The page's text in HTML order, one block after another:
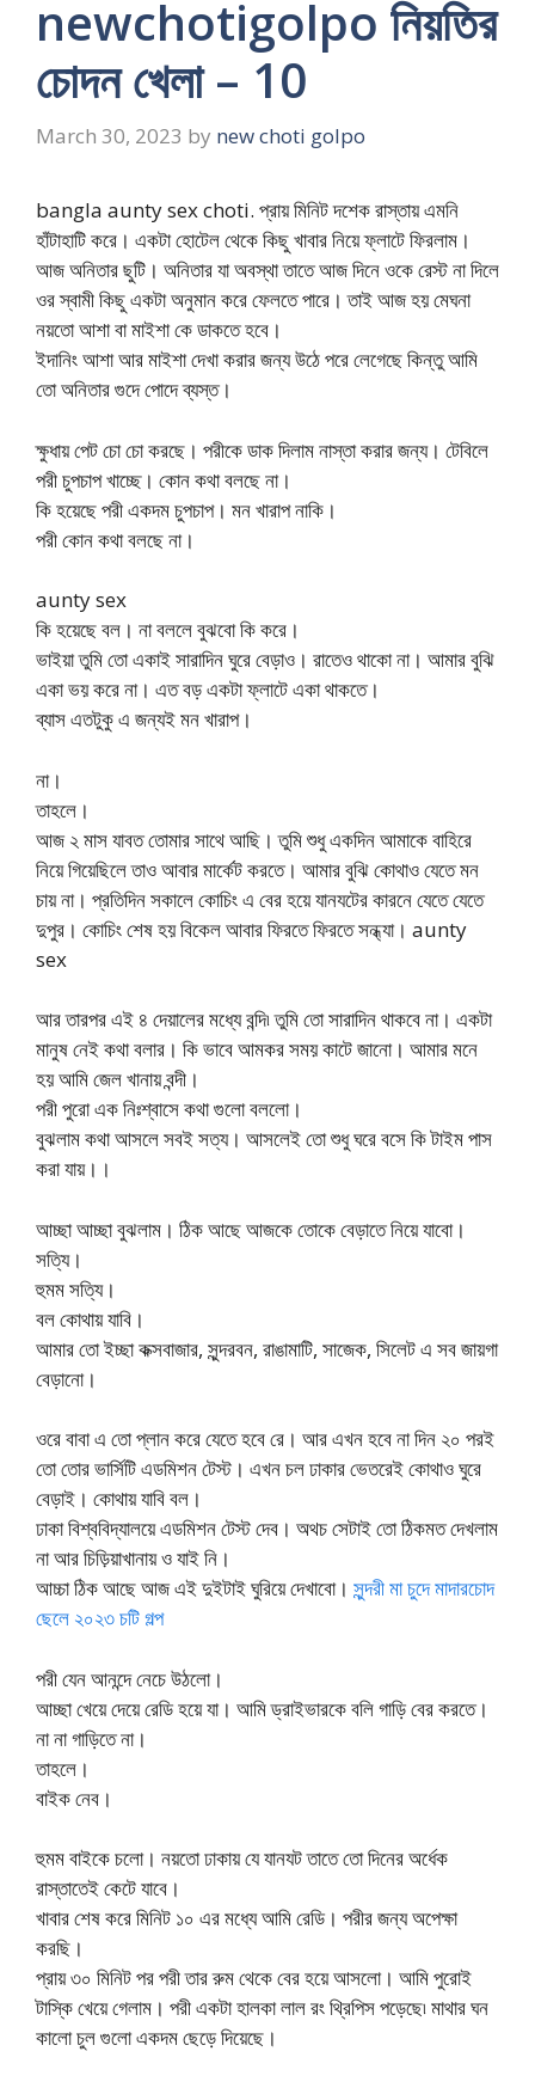
newchotigolpo নিয়তির
চোদন খেলা – 10
March 30, 2023 by new choti golpo
bangla aunty sex choti. প্রায় মিনিট দশেক রাস্তায় এমনি
হাঁটাহাটি করে। একটা হোটেল থেকে কিছু খাবার নিয়ে ফ্লাটে ফিরলাম।
আজ অনিতার ছুটি। অনিতার যা অবস্থা তাতে আজ দিনে ওকে রেস্ট না দিলে
ওর স্বামী কিছু একটা অনুমান করে ফেলতে পারে। তাই আজ হয় মেঘনা
নয়তো আশা বা মাইশা কে ডাকতে হবে।
ইদানিং আশা আর মাইশা দেখা করার জন্য উঠে পরে লেগেছে কিন্তু আমি
তো অনিতার গুদে পোদে ব্যস্ত।
ক্ষুধায় পেট চো চো করছে। পরীকে ডাক দিলাম নাস্তা করার জন্য। টেবিলে
পরী চুপচাপ খাচ্ছে। কোন কথা বলছে না।
কি হয়েছে পরী একদম চুপচাপ। মন খারাপ নাকি।
পরী কোন কথা বলছে না।
aunty sex
কি হয়েছে বল। না বললে বুঝবো কি করে।
ভাইয়া তুমি তো একাই সারাদিন ঘুরে বেড়াও। রাতেও থাকো না। আমার বুঝি
একা ভয় করে না। এত বড় একটা ফ্লাটে একা থাকতে।
ব্যাস এতটুকু এ জন্যই মন খারাপ।
না।
তাহলে।
আজ ২ মাস যাবত তোমার সাথে আছি। তুমি শুধু একদিন আমাকে বাহিরে
নিয়ে গিয়েছিলে তাও আবার মার্কেট করতে। আমার বুঝি কোথাও যেতে মন
চায় না। প্রতিদিন সকালে কোচিং এ বের হয়ে যানযটের কারনে যেতে যেতে
দুপুর। কোচিং শেষ হয় বিকেল আবার ফিরতে ফিরতে সন্ধ্যা। aunty
sex
আর তারপর এই ৪ দেয়ালের মধ্যে বন্দি৷ তুমি তো সারাদিন থাকবে না। একটা
মানুষ নেই কথা বলার। কি ভাবে আমকর সময় কাটে জানো। আমার মনে
হয় আমি জেল খানায় বন্দী।
পরী পুরো এক নিঃশ্বাসে কথা গুলো বললো।
বুঝলাম কথা আসলে সবই সত্য। আসলেই তো শুধু ঘরে বসে কি টাইম পাস
করা যায়।।
আচ্ছা আচ্ছা বুঝলাম। ঠিক আছে আজকে তোকে বেড়াতে নিয়ে যাবো।
সত্যি।
হুমম সত্যি।
বল কোথায় যাবি।
আমার তো ইচ্ছা কক্সবাজার, সুন্দরবন, রাঙামাটি, সাজেক, সিলেট এ সব জায়গা
বেড়ানো।
ওরে বাবা এ তো প্লান করে যেতে হবে রে। আর এখন হবে না দিন ২০ পরই
তো তোর ভার্সিটি এডমিশন টেস্ট। এখন চল ঢাকার ভেতরেই কোথাও ঘুরে
বেড়াই। কোথায় যাবি বল।
ঢাকা বিশ্ববিদ্যালয়ে এডমিশন টেস্ট দেব। অথচ সেটাই তো ঠিকমত দেখলাম
না আর চিড়িয়াখানায় ও যাই নি।
আচ্চা ঠিক আছে আজ এই দুইটাই ঘুরিয়ে দেখাবো। সুন্দরী মা চুদে মাদারচোদ
ছেলে ২০২৩ চটি গল্প
পরী যেন আনন্দে নেচে উঠলো।
আচ্ছা খেয়ে দেয়ে রেডি হয়ে যা। আমি ড্রাইভারকে বলি গাড়ি বের করতে।
না না গাড়িতে না।
তাহলে।
বাইক নেব।
হুমম বাইকে চলো। নয়তো ঢাকায় যে যানযট তাতে তো দিনের অর্ধেক
রাস্তাতেই কেটে যাবে।
খাবার শেষ করে মিনিট ১০ এর মধ্যে আমি রেডি। পরীর জন্য অপেক্ষা
করছি।
প্রায় ৩০ মিনিট পর পরী তার রুম থেকে বের হয়ে আসলো। আমি পুরোই
টাস্কি খেয়ে গেলাম। পরী একটা হালকা লাল রং থ্রিপিস পড়েছে৷ মাথার ঘন
কালো চুল গুলো একদম ছেড়ে দিয়েছে।